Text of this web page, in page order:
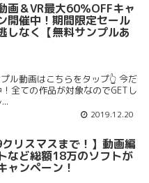
画＆VR最大60％OFFキャ
開催中！期間限定セール
しなく【無料サンプルあ
ル動画はこちらをタップ👆 今だ
全ての作品が対象なのでGETし
2019.12.20
クリスマスまで！】動画編
など総額18万のソフトが
ャンペーン！